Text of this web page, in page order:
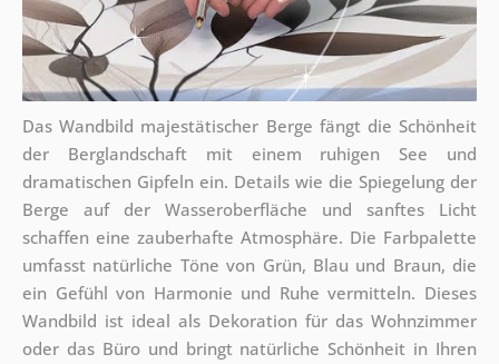
Das Wandbild majestätischer Berge fängt die Schönheit
der Berglandschaft mit einem ruhigen See und
dramatischen Gipfeln ein. Details wie die Spiegelung der
Berge auf der Wasseroberfläche und sanftes Licht
schaffen eine zauberhafte Atmosphäre. Die Farbpalette
umfasst natürliche Töne von Grün, Blau und Braun, die
ein Gefühl von Harmonie und Ruhe vermitteln. Dieses
Wandbild ist ideal als Dekoration für das Wohnzimmer
oder das Büro und bringt natürliche Schönheit in Ihren